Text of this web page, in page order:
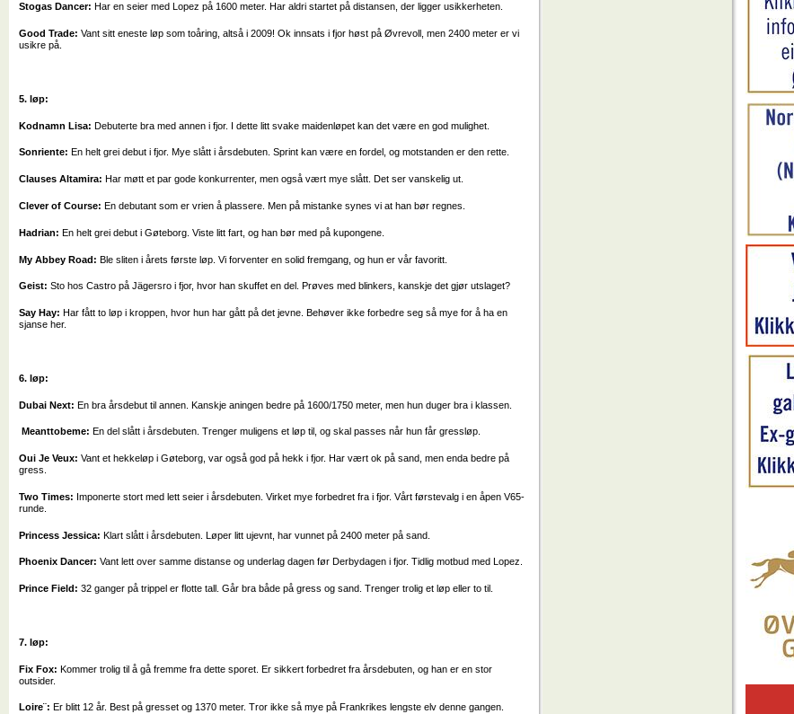
Stogas Dancer: Har en seier med Lopez på 1600 meter. Har aldri startet på distansen, der ligger usikkerheten.
Good Trade:Vant sitt eneste løp som toåring, altså i 2009! Ok innsats i fjor høst på Øvrevoll, men 2400 meter er vi
usikre på.
5. løp:
Kodnamn Lisa:Debuterte bra med annen i fjor. I dette litt svake maidenløpet kan det være en god mulighet.
Sonriente: En helt grei debut i fjor. Mye slått i årsdebuten. Sprint kan være en fordel, og motstanden er den rette.
Clauses Altamira:Har møtt et par gode konkurrenter, men også vært mye slått. Det ser vanskelig ut.
Clever of Course:En debutant som er vrien å plassere. Men på mistanke synes vi at han bør regnes.
Hadrian:En helt grei debut i Gøteborg. Viste litt fart, og han bør med på kupongene.
My Abbey Road:Ble sliten i årets første løp. Vi forventer en solid fremgang, og hun er vår favoritt.
Geist:Sto hos Castro på Jägersro i fjor, hvor han skuffet en del. Prøves med blinkers, kanskje det gjør utslaget?
Say Hay:Har fått to løp i kroppen, hvor hun har gått på det jevne. Behøver ikke forbedre seg så mye for å ha en
sjanse her.
6. løp:
Dubai Next: En bra årsdebut til annen. Kanskje aningen bedre på 1600/1750 meter, men hun duger bra i klassen.
Meanttobeme: En del slått i årsdebuten. Trenger muligens et løp til, og skal passes når hun får gressløp.
Oui Je Veux:Vant et hekkeløp i Gøteborg, var også god på hekk i fjor. Har vært ok på sand, men enda bedre på
gress.
Two Times: Imponerte stort med lett seier i årsdebuten. Virket mye forbedret fra i fjor. Vårt førstevalg i en åpen V65-
runde.
Princess Jessica:Klart slått i årsdebuten. Løper litt ujevnt, har vunnet på 2400 meter på sand.
Phoenix Dancer:Vant lett over samme distanse og underlag dagen før Derbydagen i fjor. Tidlig motbud med Lopez.
Prince Field:32 ganger på trippel er flotte tall. Går bra både på gress og sand. Trenger trolig et løp eller to til.
7. løp:
Fix Fox:Kommer trolig til å gå fremme fra dette sporet. Er sikkert forbedret fra årsdebuten, og han er en stor
outsider.
Loire¨: Er blitt 12 år. Best på gresset og 1370 meter. Tror ikke så mye på Frankrikes lengste elv denne gangen.